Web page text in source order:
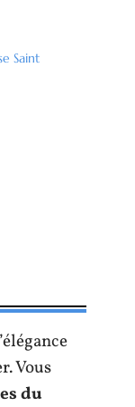
Saint
Vous
du